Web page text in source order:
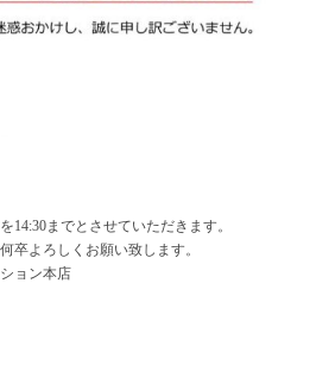
14:30までとさせていただきます。
卒よろしくお願い致します。
ョン本店